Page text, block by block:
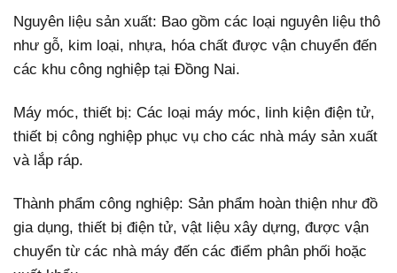
Nguyên liệu sản xuất: Bao gồm các loại nguyên liệu thô
như gỗ, kim loại, nhựa, hóa chất được vận chuyển đến
các khu công nghiệp tại Đồng Nai.
Máy móc, thiết bị: Các loại máy móc, linh kiện điện tử,
thiết bị công nghiệp phục vụ cho các nhà máy sản xuất
và lắp ráp.
Thành phẩm công nghiệp: Sản phẩm hoàn thiện như đồ
gia dụng, thiết bị điện tử, vật liệu xây dựng, được vận
chuyển từ các nhà máy đến các điểm phân phối hoặc